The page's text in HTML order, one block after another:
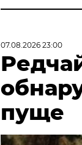
07.08.2026 23:00
пуще